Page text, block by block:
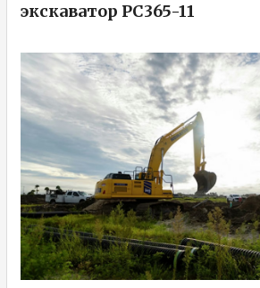
экскаватор PC365-11